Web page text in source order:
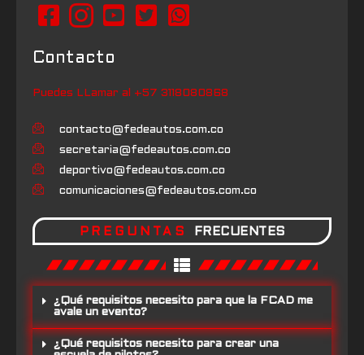
Contacto
Puedes LLamar al +57 3118080868
contacto@fedeautos.com.co
secretaria@fedeautos.com.co
deportivo@fedeautos.com.co
comunicaciones@fedeautos.com.co
PREGUNTAS FRECUENTES
¿Qué requisitos necesito para que la FCAD me
avale un evento?
¿Qué requisitos necesito para crear una